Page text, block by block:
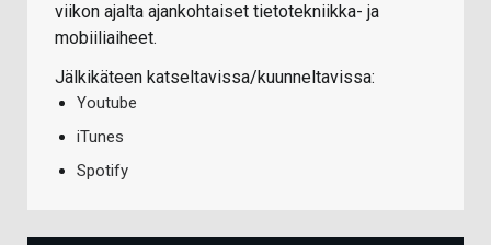
viikon ajalta ajankohtaiset tietotekniikka- ja
mobiiliaiheet.
Jälkikäteen katseltavissa/kuunneltavissa:
Youtube
iTunes
Spotify